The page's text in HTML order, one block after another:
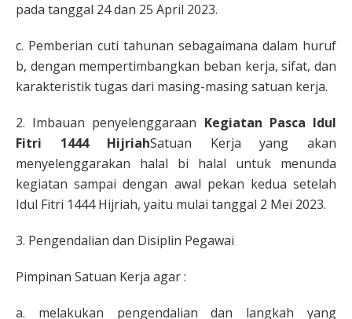
pada tanggal 24 dan 25 April 2023.
c. Pemberian cuti tahunan sebagaimana dalam huruf
b, dengan mempertimbangkan beban kerja, sifat, dan
karakteristik tugas dari masing-masing satuan kerja.
2. Imbauan penyelenggaraan Kegiatan Pasca Idul
Fitri 1444 HijriahSatuan Kerja yang akan
menyelenggarakan halal bi halal untuk menunda
kegiatan sampai dengan awal pekan kedua setelah
Idul Fitri 1444 Hijriah, yaitu mulai tanggal 2 Mei 2023.
3. Pengendalian dan Disiplin Pegawai
Pimpinan Satuan Kerja agar :
a. melakukan pengendalian dan langkah yang